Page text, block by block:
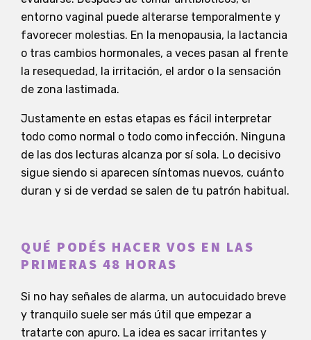
entorno vaginal puede alterarse temporalmente y
favorecer molestias. En la menopausia, la lactancia
o tras cambios hormonales, a veces pasan al frente
la resequedad, la irritación, el ardor o la sensación
de zona lastimada.
Justamente en estas etapas es fácil interpretar
todo como normal o todo como infección. Ninguna
de las dos lecturas alcanza por sí sola. Lo decisivo
sigue siendo si aparecen síntomas nuevos, cuánto
duran y si de verdad se salen de tu patrón habitual.
QUÉ PODÉS HACER VOS EN LAS
PRIMERAS 48 HORAS
Si no hay señales de alarma, un autocuidado breve
y tranquilo suele ser más útil que empezar a
tratarte con apuro. La idea es sacar irritantes y